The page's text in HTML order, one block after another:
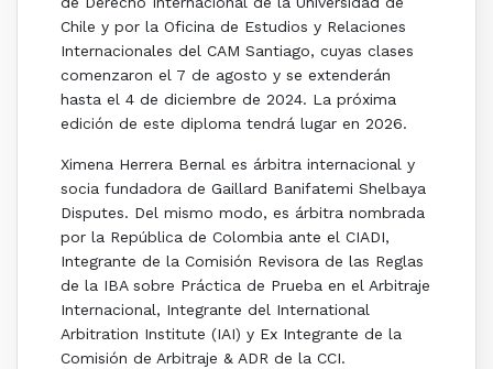
Chile y por la Oficina de Estudios y Relaciones
Internacionales del CAM Santiago, cuyas clases
comenzaron el 7 de agosto y se extenderán
hasta el 4 de diciembre de 2024. La próxima
edición de este diploma tendrá lugar en 2026.
Ximena Herrera Bernal es árbitra internacional y
socia fundadora de Gaillard Banifatemi Shelbaya
Disputes. Del mismo modo, es árbitra nombrada
por la República de Colombia ante el CIADI,
Integrante de la Comisión Revisora de las Reglas
de la IBA sobre Práctica de Prueba en el Arbitraje
Internacional, Integrante del International
Arbitration Institute (IAI) y Ex Integrante de la
Comisión de Arbitraje & ADR de la CCI.